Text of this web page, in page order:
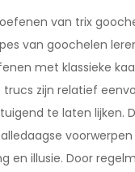
van trix
van goochelen
met klassieke
zijn relatief
te laten
en illusie. Door